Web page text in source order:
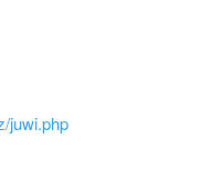
juwi.php